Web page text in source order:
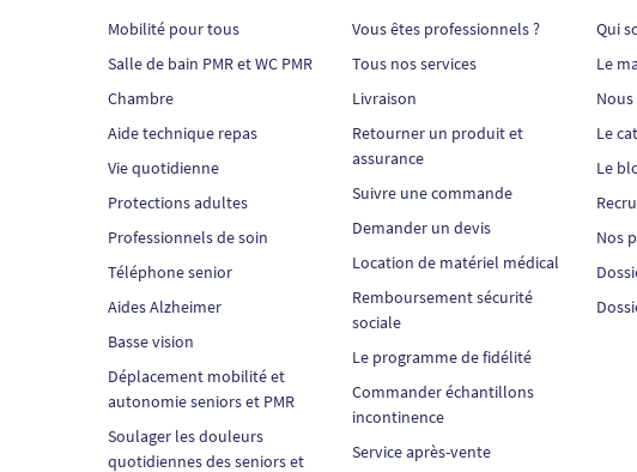
Mobilité pour tous
Salle de bain PMR et WC PMR
Chambre
Aide technique repas
Vie quotidienne
Protections adultes
Professionnels de soin
Téléphone senior
Aides Alzheimer
Basse vision
Déplacement mobilité et
autonomie seniors et PMR
Soulager les douleurs
quotidiennes des seniors et
Vous êtes professionnels ?
Tous nos services
Livraison
Retourner un produit et
assurance
Suivre une commande
Demander un devis
Location de matériel médical
Remboursement sécurité
sociale
Le programme de fidélité
Commander échantillons
incontinence
Service après-vente
Qui
Le
Le
Le
Nos